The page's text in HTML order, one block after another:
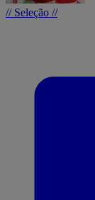
// Seleção //